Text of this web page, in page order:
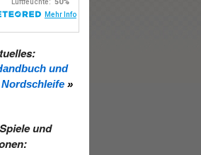
und
»
und